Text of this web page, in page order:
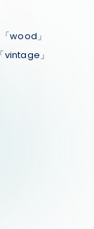
wood」
vintage」